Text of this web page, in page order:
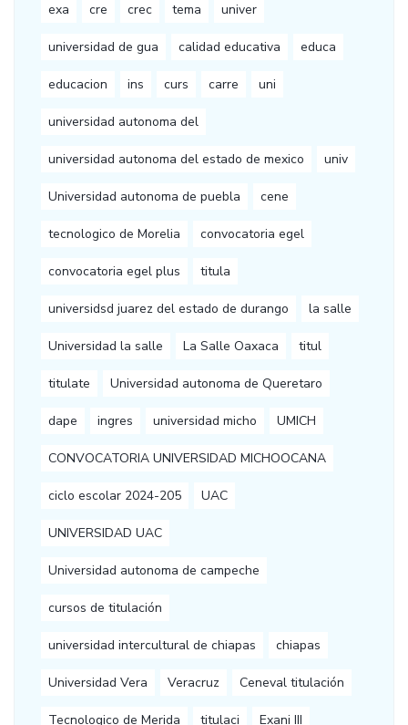
exa cre crec tema univer
universidad de gua calidad educativa educa
educacion ins curs carre uni
universidad autonoma del
universidad autonoma del estado de mexico univ
Universidad autonoma de puebla cene
tecnologico de Morelia convocatoria egel
convocatoria egel plus titula
universidsd juarez del estado de durango la salle
Universidad la salle La Salle Oaxaca titul
titulate Universidad autonoma de Queretaro
dape ingres universidad micho UMICH
CONVOCATORIA UNIVERSIDAD MICHOOCANA
ciclo escolar 2024-205 UAC
UNIVERSIDAD UAC
Universidad autonoma de campeche
cursos de titulación
universidad intercultural de chiapas chiapas
Universidad Vera Veracruz Ceneval titulación
Tecnologico de Merida titulaci Exani III